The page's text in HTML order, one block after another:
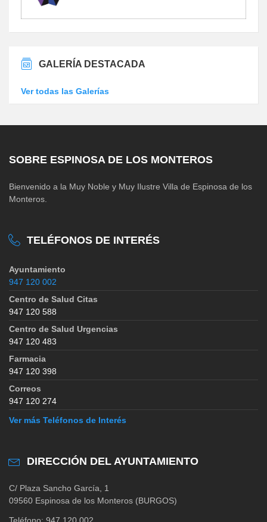
GALERÍA DESTACADA
Ver todas las Galerías
SOBRE ESPINOSA DE LOS MONTEROS
Bienvenido a la Muy Noble y Muy Ilustre Villa de Espinosa de los
Monteros.
TELÉFONOS DE INTERÉS
Ayuntamiento
947 120 002
Centro de Salud Citas
947 120 588
Centro de Salud Urgencias
947 120 483
Farmacia
947 120 398
Correos
947 120 274
Ver más Teléfonos de Interés
DIRECCIÓN DEL AYUNTAMIENTO
C/ Plaza Sancho García, 1
09560 Espinosa de los Monteros (BURGOS)
Teléfono: 947 120 002